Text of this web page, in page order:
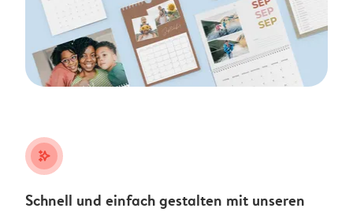
stars_plus
Schnell und einfach gestalten mit unseren